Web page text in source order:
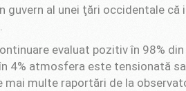
guvern al unei ţări occidentale că
evaluat pozitiv în 98%
4% atmosfera este tensionată
mai multe raportări de la